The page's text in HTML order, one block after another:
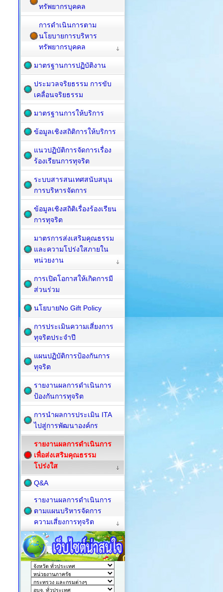
ทรัพยากรบุคคล
การดำเนินการตาม
นโยบายการบริหาร
ทรัพยากรบุคคล
มาตรฐานการปฏิบัติงาน
ประมวลจริยธรรม การขับ
เคลื่อนจริยธรรม
มาตรฐานการให้บริการ
ข้อมูลเชิงสถิติการให้บริการ
แนวปฏิบัติการจัดการเรื่อง
ร้องเรียนการทุจริต
ระบบสารสนเทศสนับสนุน
การบริหารจัดการ
ข้อมูลเชิงสถิติเรื่องร้องเรียน
การทุจริต
มาตรการส่งเสริมคุณธรรม
และความโปร่งใสภายใน
หน่วยงาน
การเปิดโอกาสให้เกิดการมี
ส่วนร่วม
นโยบายNo Gift Policy
การประเมินความเสี่ยงการ
ทุจริตประจำปี
แผนปฏิบัติการป้องกันการ
ทุจริต
รายงานผลการดำเนินการ
ป้องกันการทุจริต
การนำผลการประเมิน ITA
ไปสู่การพัฒนาองค์กร
รายงานผลการดำเนินการ
เพื่อส่งเสริมคุณธรรม
โปร่งใส
Q&A
รายงานผลการดำเนินการ
ตามแผนบริหารจัดการ
ความเสี่ยงการทุจริต